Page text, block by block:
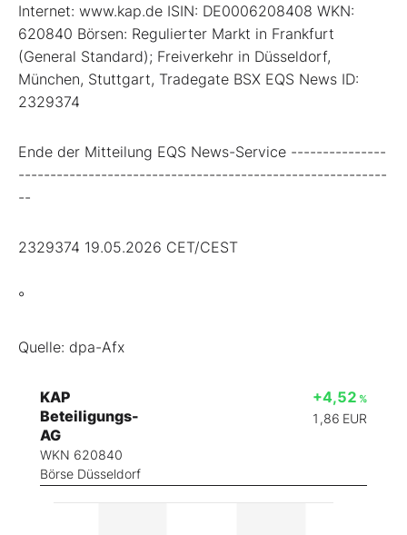
Internet: www.kap.de ISIN: DE0006208408 WKN:
620840 Börsen: Regulierter Markt in Frankfurt
(General Standard); Freiverkehr in Düsseldorf,
München, Stuttgart, Tradegate BSX EQS News ID:
2329374
Ende der Mitteilung EQS News-Service ---------------
----------------------------------------------------------
--
2329374 19.05.2026 CET/CEST
°
Quelle: dpa-Afx
KAP
Beteiligungs-
AG
WKN 620840
Börse Düsseldorf
+4,52 %
1,86 EUR